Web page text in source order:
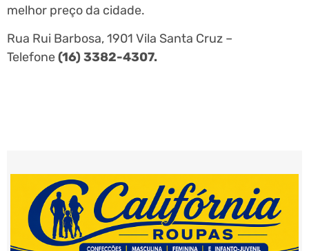
melhor preço da cidade.
Rua Rui Barbosa, 1901 Vila Santa Cruz –
Telefone(16) 3382-4307.